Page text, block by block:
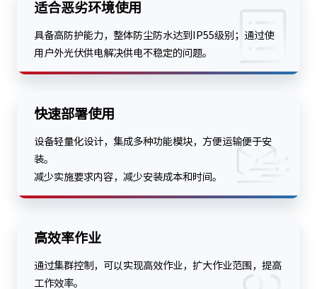
适合恶劣环境使用
具备高防护能力，整体防尘防水达到IP55级别；通过使
用户外光伏供电解决供电不稳定的问题。
快速部署使用
设备轻量化设计，集成多种功能模块，方便运输便于安
装。
减少实施要求内容，减少安装成本和时间。
高效率作业
通过集群控制，可以实现高效作业，扩大作业范围，提高
工作效率。